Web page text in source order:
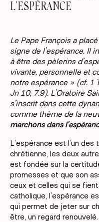
L’ESPÉRANCE
Le Pape François a
signe de l’espérance. Il
à être des pèlerins
vivante, personnelle et
notre espérance » (cf. 1
Jn 10, 7.9). L’Oratoire
s’inscrit dans cette
comme thème de la
marchons dans
L’espérance est l’un
chrétienne, les deux
est fondée sur la
promesses et que son
ceux et celles qui se fient
catholique, l’espérance
qui permet de jeter sur
être, un regard